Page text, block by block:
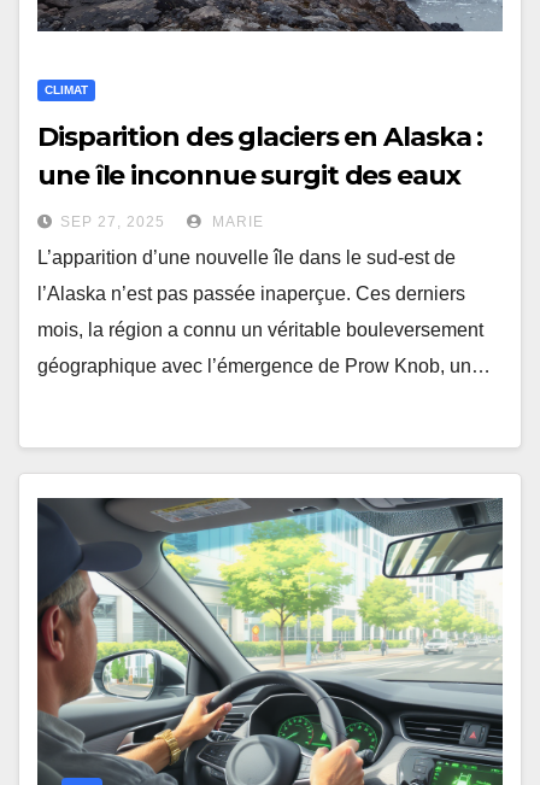
CLIMAT
Disparition des glaciers en Alaska :
une île inconnue surgit des eaux
SEP 27, 2025 MARIE
L’apparition d’une nouvelle île dans le sud-est de
l’Alaska n’est pas passée inaperçue. Ces derniers
mois, la région a connu un véritable bouleversement
géographique avec l’émergence de Prow Knob, un…